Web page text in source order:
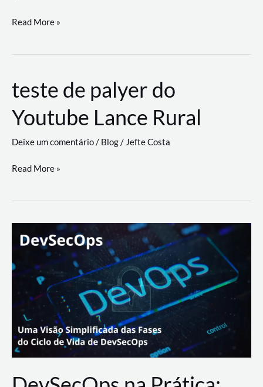
GitHub
revoluciona
de
trabalho
com
a
workflows
Read More »
teste de palyer do
Youtube Lance Rural
Deixe um comentário/ Blog/ Jefte Costa
teste
palyer
Lance
Rural
Read More »